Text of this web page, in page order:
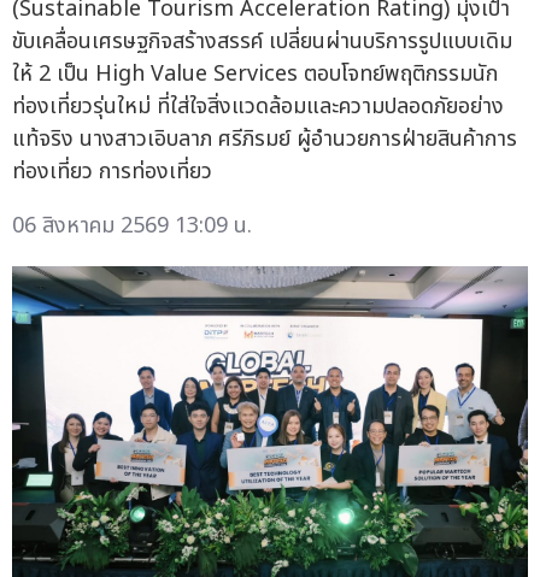
(Sustainable Tourism Acceleration Rating) มุ่งเป้า
ขับเคลื่อนเศรษฐกิจสร้างสรรค์ เปลี่ยนผ่านบริการรูปแบบเดิม
ให้ 2 เป็น High Value Services ตอบโจทย์พฤติกรรมนัก
ท่องเที่ยวรุ่นใหม่ ที่ใส่ใจสิ่งแวดล้อมและความปลอดภัยอย่าง
แท้จริง นางสาวเอิบลาภ ศรีภิรมย์ ผู้อำนวยการฝ่ายสินค้าการ
ท่องเที่ยว การท่องเที่ยว
06 สิงหาคม 2569 13:09 น.